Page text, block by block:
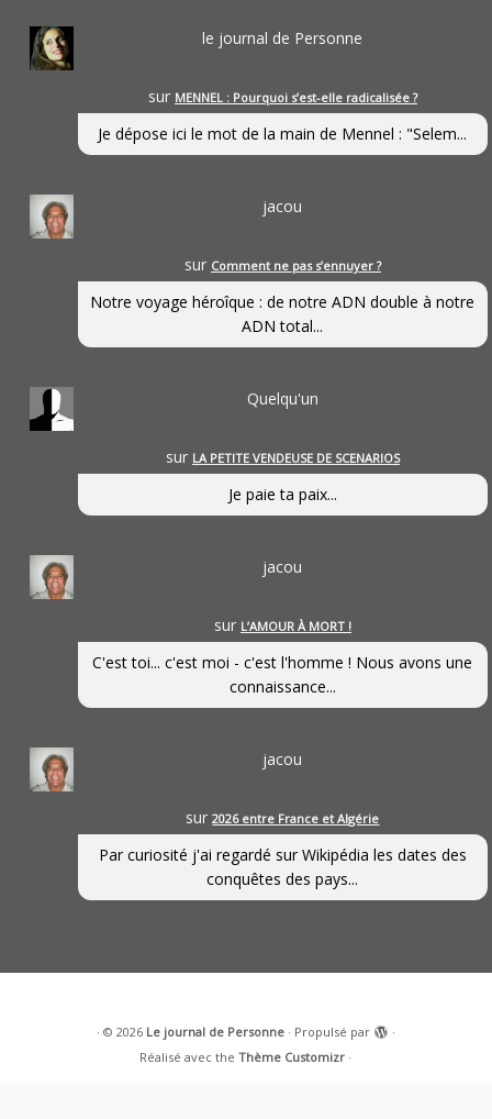
le journal de Personne
sur MENNEL : Pourquoi s’est-elle radicalisée ?
Je dépose ici le mot de la main de Mennel : "Selem...
jacou
sur Comment ne pas s’ennuyer ?
Notre voyage héroîque : de notre ADN double à notre
ADN total...
Quelqu'un
sur LA PETITE VENDEUSE DE SCENARIOS
Je paie ta paix...
jacou
sur L’AMOUR À MORT !
C'est toi... c'est moi - c'est l'homme ! Nous avons une
connaissance...
jacou
sur2026 entre France et Algérie
Par curiosité j'ai regardé sur Wikipédia les dates des
conquêtes des pays...
· © 2026 Le journal de Personne· Propulsé par
·
Réalisé avec theThème Customizr ·